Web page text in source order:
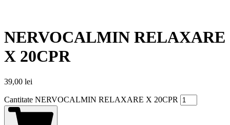
NERVOCALMIN RELAXARE
X 20CPR
39,00 lei
Cantitate NERVOCALMIN RELAXARE X 20CPR